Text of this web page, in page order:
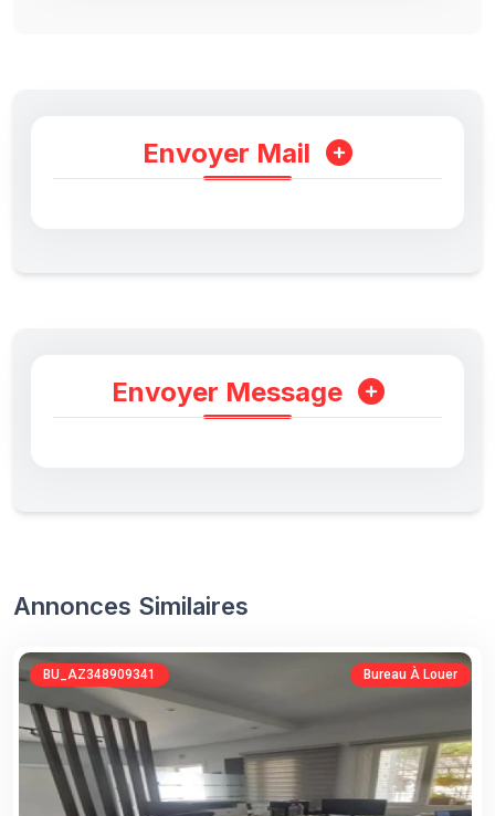
Envoyer Mail
Envoyer Message
Annonces Similaires
BU_AZ348909341 Bureau À Louer